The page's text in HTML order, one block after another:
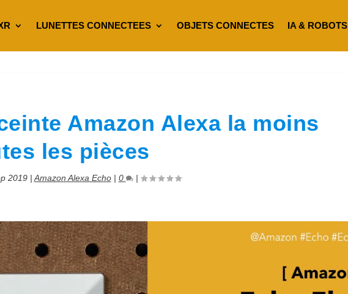
LUNETTES CONNECTEES OBJETS CONNECTES IA & ROBOTS
Amazon Alexa la moins
les pièces
2019| Amazon Alexa Echo| 0 |